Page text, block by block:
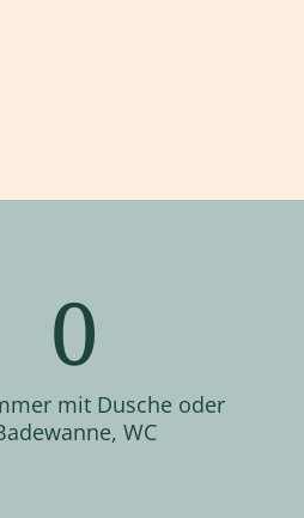
mit Dusche oder
WC
0